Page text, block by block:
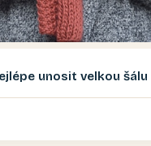
unosit velkou šálu